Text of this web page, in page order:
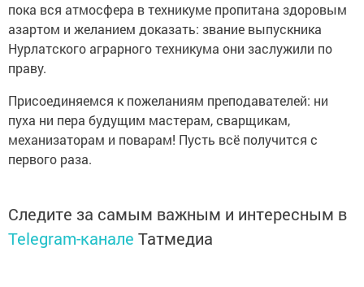
пока вся атмосфера в техникуме пропитана здоровым
азартом и желанием доказать: звание выпускника
Нурлатского аграрного техникума они заслужили по
праву.
Присоединяемся к пожеланиям преподавателей: ни
пуха ни пера будущим мастерам, сварщикам,
механизаторам и поварам! Пусть всё получится с
первого раза.
Следите за самым важным и интересным в
Telegram-канале Татмедиа